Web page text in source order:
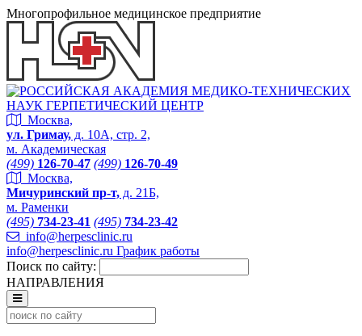
Многопрофильное медицинское предприятие
Москва,
ул. Гримау, д. 10А, стр. 2,
м. Академическая
(499) 126-70-47 (499) 126-70-49
Москва,
Мичуринский пр-т, д. 21Б,
м. Раменки
(495) 734-23-41 (495) 734-23-42
info@herpesclinic.ru
info@herpesclinic.ru График работы
Поиск по сайту:
НАПРАВЛЕНИЯ